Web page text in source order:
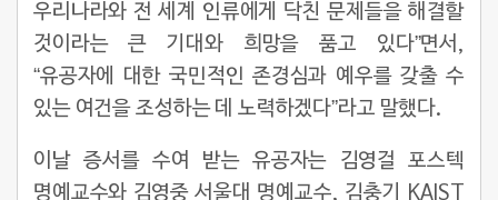
우리나라와 전 세계 인류에게 닥친 문제들을 해결할
것이라는 큰 기대와 희망을 품고 있다”면서,
“유공자에 대한 국민적인 존경심과 예우를 갖출 수
있는 여건을 조성하는 데 노력하겠다”라고 말했다.
이날 증서를 수여 받는 유공자는 김영걸 포스텍
명예교수와 김영중 서울대 명예교수, 김충기 KAIST